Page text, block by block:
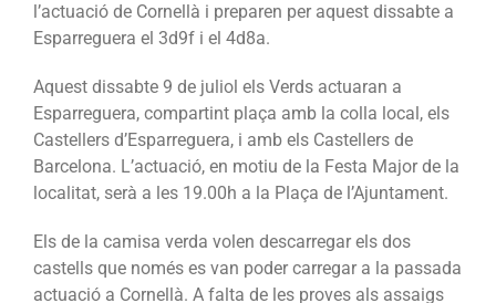
l’actuació de Cornellà i preparen per aquest dissabte a
Esparreguera el 3d9f i el 4d8a.
Aquest dissabte 9 de juliol els Verds actuaran a
Esparreguera, compartint plaça amb la colla local, els
Castellers d’Esparreguera, i amb els Castellers de
Barcelona. L’actuació, en motiu de la Festa Major de la
localitat, serà a les 19.00h a la Plaça de l’Ajuntament.
Els de la camisa verda volen descarregar els dos
castells que només es van poder carregar a la passada
actuació a Cornellà. A falta de les proves als assaigs